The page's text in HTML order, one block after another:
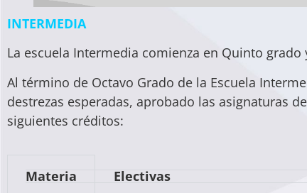
INTERMEDIA
La escuela Intermedia comienza en Quinto
Al término de Octavo Grado de la Escuela
destrezas esperadas, aprobado las asignaturas
siguientes créditos:
Materia Electivas